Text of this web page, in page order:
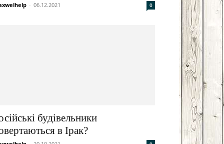
- 06.12.2021 0
будівельники
в Ірак?